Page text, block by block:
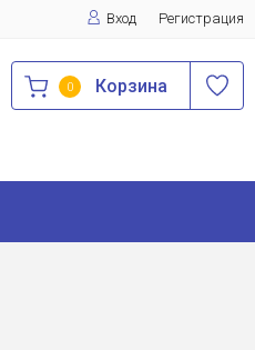
Вход Регистрация
0 Корзина